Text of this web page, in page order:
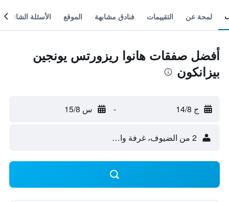
لمحة عن التقييمات فنادق مشابهة الموقع الأسئلة الشائعة
أفضل صفقات هانوا ريزورتس يونجين
بيزانكون
ج 14/8 - س 15/8
2 من الضيوف، غرفة واحدة